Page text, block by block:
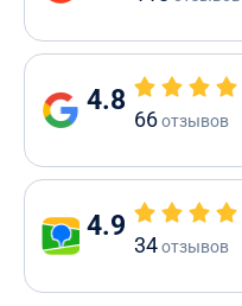
4.8
66отзывов
4.9
34отзывов